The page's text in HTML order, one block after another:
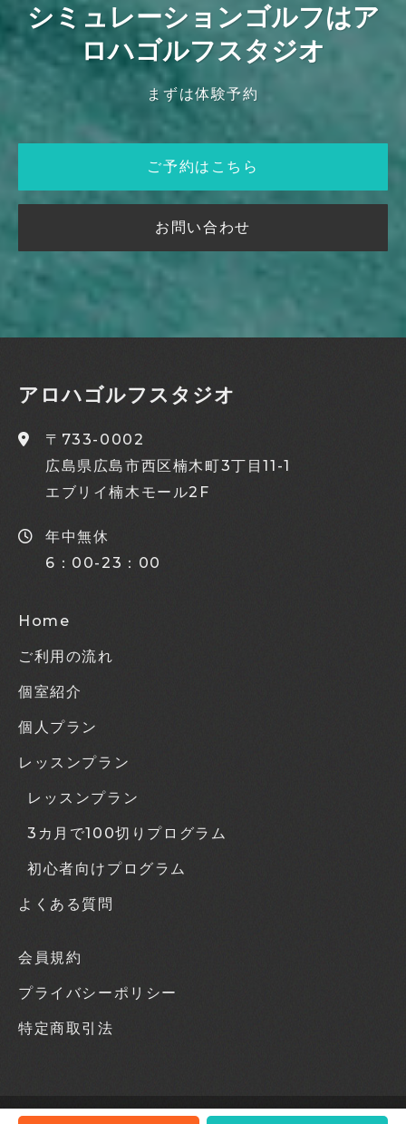
シミュレーションゴルフはア
ロハゴルフスタジオ
まずは体験予約
ご予約はこちら
お問い合わせ
アロハゴルフスタジオ
〒733-0002
広島県広島市西区楠木町3丁目11-1
エブリイ楠木モール2F
年中無休
6：00-23：00
Home
ご利用の流れ
個室紹介
個人プラン
レッスンプラン
レッスンプラン
3カ月で100切りプログラム
初心者向けプログラム
よくある質問
会員規約
プライバシーポリシー
特定商取引法